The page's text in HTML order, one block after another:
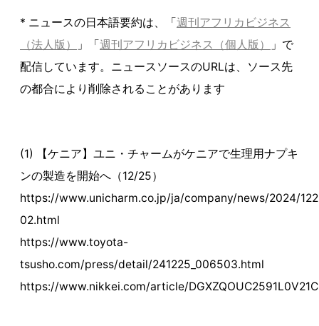
* ニュースの日本語要約は、「週刊アフリカビジネス
（法人版）
」「週刊アフリカビジネス（個人版）
」で
配信しています。ニュースソースのURLは、ソース先
の都合により削除されることがあります
(1) 【ケニア】ユニ・チャームがケニアで生理用ナプキ
ンの製造を開始へ（12/25）
https://www.unicharm.co.jp/ja/company/news/2024/
02.html
https://www.toyota-
tsusho.com/press/detail/241225_006503.html
https://www.nikkei.com/article/